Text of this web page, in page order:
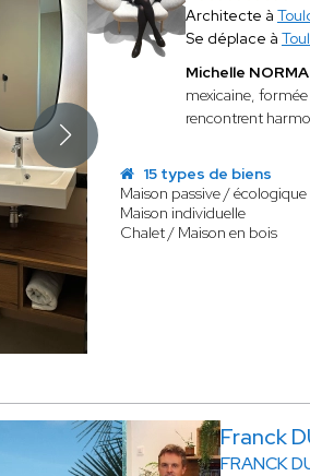
Architecte à
Se déplace à
Michelle
mexicaine,
rencontrent
15 types de biens
Maison passive / écologique
Maison individuelle
Chalet / Maison en bois
Franck
FRANCK